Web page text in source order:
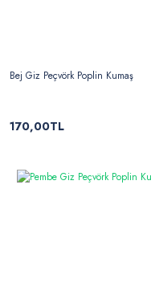
Bej Giz Peçvörk Poplin Kumaş
170,00TL